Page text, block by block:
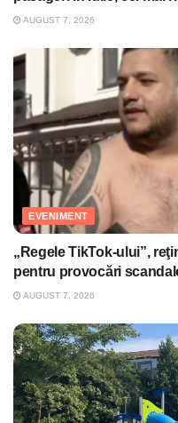
AUGUST 7, 2026
EVENIMENT
„Regele TikTok-ului”,
pentru provocări
AUGUST 7, 2026